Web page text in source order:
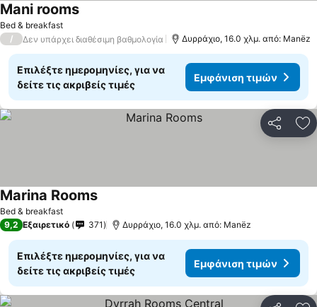
Bed & breakfast
Mani roomsΕμφάνιση τιμών
/ Δεν υπάρχει διαθέσιμη βαθμολογία Δυρράχιο, 16.0 χλμ. από: Manëz
Επιλέξτε ημερομηνίες, για να
δείτε τις ακριβείς τιμές
Εμφάνιση τιμών
Bed & breakfast
Marina RoomsΕμφάνιση τιμών
9,2 Εξαιρετικό 371 Δυρράχιο, 16.0 χλμ. από: Manëz
Επιλέξτε ημερομηνίες, για να
δείτε τις ακριβείς τιμές
Εμφάνιση τιμών